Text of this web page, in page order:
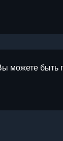
можете быть